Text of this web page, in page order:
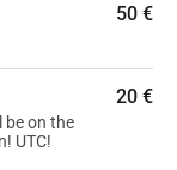
50 €
20 €
be on the
UTC!